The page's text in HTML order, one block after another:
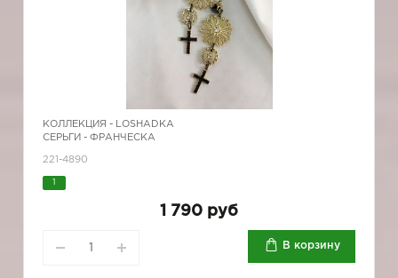
КОЛЛЕКЦИЯ - LOSHADKA
СЕРЬГИ - ФРАНЧЕСКА
221-4890
1 790 руб
В корзину